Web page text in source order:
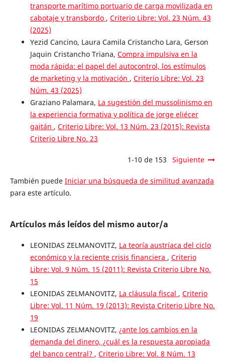
transporte marítimo portuario de carga movilizada en
cabotaje y transbordo , Criterio Libre: Vol. 23 Núm. 43
(2025)
Yezid Cancino, Laura Camila Cristancho Lara, Gerson
Jaquin Cristancho Triana, Compra impulsiva en la
moda rápida: el papel del autocontrol, los estímulos
de marketing y la motivación , Criterio Libre: Vol. 23
Núm. 43 (2025)
Graziano Palamara, La sugestión del mussolinismo en
la experiencia formativa y política de jorge eliécer
gaitán , Criterio Libre: Vol. 13 Núm. 23 (2015): Revista
Criterio Libre No. 23
1-10 de 153 Siguiente
También puede Iniciar una búsqueda de similitud avanzada
para este artículo.
Artículos más leídos del mismo autor/a
LEONIDAS ZELMANOVITZ, La teoría austríaca del ciclo
económico y la reciente crisis financiera , Criterio
Libre: Vol. 9 Núm. 15 (2011): Revista Criterio Libre No.
15
LEONIDAS ZELMANOVITZ, La cláusula fiscal , Criterio
Libre: Vol. 11 Núm. 19 (2013): Revista Criterio Libre No.
19
LEONIDAS ZELMANOVITZ, ¿ante los cambios en la
demanda del dinero, ¿cuál es la respuesta apropiada
del banco central? , Criterio Libre: Vol. 8 Núm. 13